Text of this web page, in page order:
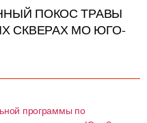
ПОКОС ТРАВЫ
СКВЕРАХ МО ЮГО-
программы по